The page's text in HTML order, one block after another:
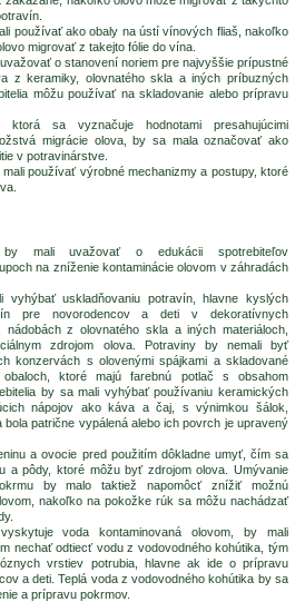
používať ako obaly na ústí vínových fliaš, nakoľko
migrovať z takejto fólie do vína.
o stanovení noriem pre najvyššie prípustné
z keramiky, olovnatého skla a iných príbuzných
môžu používať na skladovanie alebo prípravu
ktorá sa vyznačuje hodnotami presahujúcimi
migrácie olova, by sa mala označovať ako
v potravinárstve.
používať výrobné mechanizmy a postupy, ktoré
by mali uvažovať o edukácii spotrebiteľov
na zníženie kontaminácie olovom v záhradách
vyhýbať uskladňovaniu potravín, hlavne kyslých
pre novorodencov a deti v dekoratívnych
nádobách z olovnatého skla a iných materiáloch,
zdrojom olova. Potraviny by nemali byť
konzervách s olovenými spájkami a skladované
ktoré majú farebnú potlač s obsahom
by sa mali vyhýbať používaniu keramických
nápojov ako káva a čaj, s výnimkou šálok,
patrične vypálená alebo ich povrch je upravený
a ovocie pred použitím dôkladne umyť, čím sa
a pôdy, ktoré môžu byť zdrojom olova. Umývanie
by malo taktiež napomôcť znížiť možnú
nakoľko na pokožke rúk sa môžu nachádzať
voda kontaminovaná olovom, by mali
nechať odtiecť vodu z vodovodného kohútika, tým
vrstiev potrubia, hlavne ak ide o prípravu
a deti. Teplá voda z vodovodného kohútika by sa
a prípravu pokrmov.